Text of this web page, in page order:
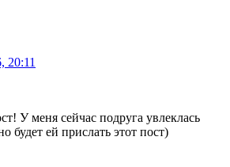
20:11
У меня сейчас подруга увлеклась
будет ей прислать этот пост)